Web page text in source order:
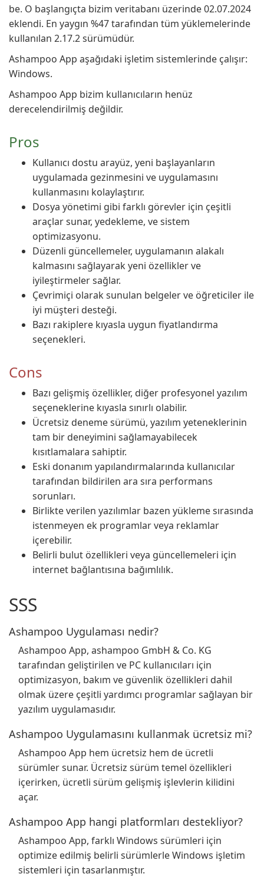
be. O başlangıçta bizim veritabanı üzerinde 02.07.2024
eklendi. En yaygın %47 tarafından tüm yüklemelerinde
kullanılan 2.17.2 sürümüdür.
Ashampoo App aşağıdaki işletim sistemlerinde çalışır:
Windows.
Ashampoo App bizim kullanıcıların henüz
derecelendirilmiş değildir.
Pros
Kullanıcı dostu arayüz, yeni başlayanların
uygulamada gezinmesini ve uygulamasını
kullanmasını kolaylaştırır.
Dosya yönetimi gibi farklı görevler için çeşitli
araçlar sunar, yedekleme, ve sistem
optimizasyonu.
Düzenli güncellemeler, uygulamanın alakalı
kalmasını sağlayarak yeni özellikler ve
iyileştirmeler sağlar.
Çevrimiçi olarak sunulan belgeler ve öğreticiler ile
iyi müşteri desteği.
Bazı rakiplere kıyasla uygun fiyatlandırma
seçenekleri.
Cons
Bazı gelişmiş özellikler, diğer profesyonel yazılım
seçeneklerine kıyasla sınırlı olabilir.
Ücretsiz deneme sürümü, yazılım yeteneklerinin
tam bir deneyimini sağlamayabilecek
kısıtlamalara sahiptir.
Eski donanım yapılandırmalarında kullanıcılar
tarafından bildirilen ara sıra performans
sorunları.
Birlikte verilen yazılımlar bazen yükleme sırasında
istenmeyen ek programlar veya reklamlar
içerebilir.
Belirli bulut özellikleri veya güncellemeleri için
internet bağlantısına bağımlılık.
SSS
Ashampoo Uygulaması nedir?
Ashampoo App, ashampoo GmbH & Co. KG
tarafından geliştirilen ve PC kullanıcıları için
optimizasyon, bakım ve güvenlik özellikleri dahil
olmak üzere çeşitli yardımcı programlar sağlayan bir
yazılım uygulamasıdır.
Ashampoo Uygulamasını kullanmak ücretsiz mi?
Ashampoo App hem ücretsiz hem de ücretli
sürümler sunar. Ücretsiz sürüm temel özellikleri
içerirken, ücretli sürüm gelişmiş işlevlerin kilidini
açar.
Ashampoo App hangi platformları destekliyor?
Ashampoo App, farklı Windows sürümleri için
optimize edilmiş belirli sürümlerle Windows işletim
sistemleri için tasarlanmıştır.